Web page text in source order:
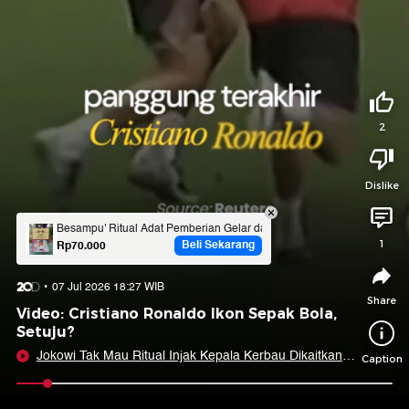
2
Dislike
1
Share
Caption
Besampu' Ritual Adat Pemberian Gelar dan Nama Kerajaan Sanggau
Rp70.000 Beli Sekarang
07 Jul 2026 18:27 WIB
Video: Cristiano Ronaldo Ikon Sepak Bola,
Setuju?
Jokowi Tak Mau Ritual Injak Kepala Kerbau Dikaitkan
Share to
Facebook X Whatsapp
Suka video ini?
Login untuk menyampaikan pendapat.
Masuk
Tidak suka video ini?
Login untuk menyampaikan pendapat.
Masuk